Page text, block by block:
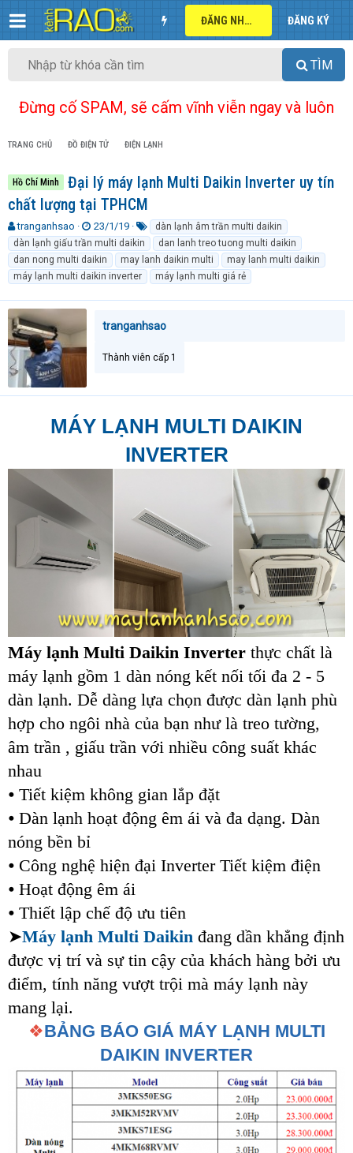
ĐĂNG NHẬP ĐĂNG KÝ
TÌM
Đừng cố SPAM, sẽ cấm vĩnh viễn ngay và luôn
TRANG CHỦ ĐỒ ĐIỆN TỬ ĐIỆN LẠNH
Hồ Chí Minh
Đại lý máy lạnh Multi Daikin Inverter uy tín
chất lượng tại TPHCM
T
h
r
e
a
s
t
a
r
t
r
tranganhsao
N
g
à
y
g
23/1/19
ừ
k
h
ó
dàn lạnh âm trần multi daikin
dàn lạnh giấu trần multi daikin
dan lanh treo tuong multi daikin
dan nong multi daikin
may lanh daikin multi
may lanh multi daikin
máy lạnh multi daikin inverter
máy lạnh multi giá rẻ
tranganhsao
Thành viên cấp 1
MÁY LẠNH MULTI DAIKIN
INVERTER
Máy lạnh Multi Daikin Inverter thực chất là
máy lạnh gồm 1 dàn nóng kết nối tối đa 2 - 5
dàn lạnh. Dễ dàng lựa chọn được dàn lạnh phù
hợp cho ngôi nhà của bạn như là treo tường,
âm trần , giấu trần với nhiều công suất khác
nhau
⦁ Tiết kiệm không gian lắp đặt
⦁ Dàn lạnh hoạt động êm ái và đa dạng. Dàn
nóng bền bỉ
⦁ Công nghệ hiện đại Inverter Tiết kiệm điện
⦁ Hoạt động êm ái
⦁ Thiết lập chế độ ưu tiên
➤Máy lạnh Multi Daikin đang dần khẳng định
được vị trí và sự tin cậy của khách hàng bởi ưu
điểm, tính năng vượt trội mà máy lạnh này
mang lại.
❖BẢNG BÁO GIÁ MÁY LẠNH MULTI
DAIKIN INVERTER